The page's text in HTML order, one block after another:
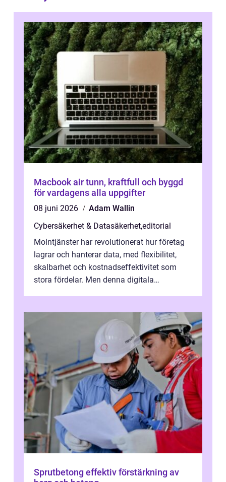
Macbook air tunn, kraftfull och byggd
för vardagens alla uppgifter
08 juni 2026
Adam Wallin
Cybersäkerhet & Datasäkerhet,editorial
Molntjänster har revolutionerat hur företag
lagrar och hanterar data, med flexibilitet,
skalbarhet och kostnadseffektivitet som
stora fördelar. Men denna digitala
Sprutbetong effektiv förstärkning av